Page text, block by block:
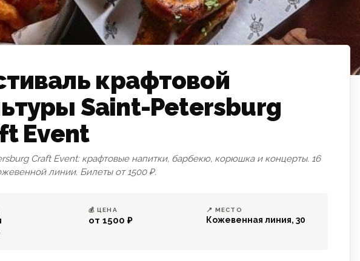
крафтовой
Saint-Petersburg
Event
Craft Event: крафтовые напитки, барбекю, корюшка и концерты. 16
линии. Билеты от 1500 ₽.
💰 ЦЕНА
от 1500 ₽
📍 МЕСТО
Кожевенная линия, 30